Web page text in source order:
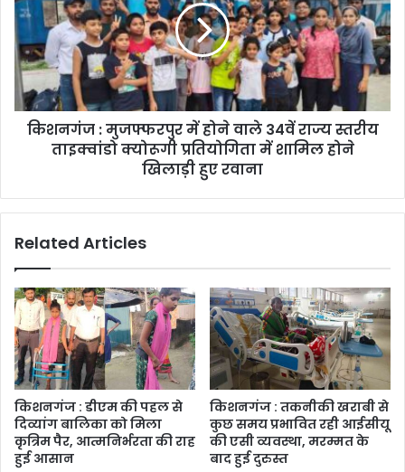
किशनगंज : मुजफ्फरपुर में होने वाले 34वें राज्य स्तरीय
ताइक्वांडो क्योरूगी प्रतियोगिता में शामिल होने
खिलाड़ी हुए रवाना
Related Articles
किशनगंज : डीएम की पहल से
दिव्यांग बालिका को मिला
कृत्रिम पैर, आत्मनिर्भरता की राह
हुई आसान
किशनगंज : तकनीकी खराबी से
कुछ समय प्रभावित रही आईसीयू
की एसी व्यवस्था, मरम्मत के
बाद हुई दुरुस्त